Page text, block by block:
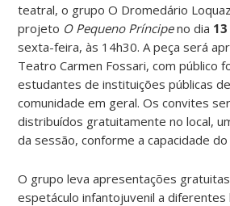
teatral, o grupoO Dromedário Loquaz
projeto O Pequeno Príncipeno dia
sexta-feira, às 14h30. A peça será
Teatro Carmen Fossari, com público
estudantes de instituições públicas
comunidade em geral. Os convites
distribuídos gratuitamente no local,
da sessão, conforme a capacidade do
O grupo leva apresentações
espetáculo infantojuvenil a diferentes